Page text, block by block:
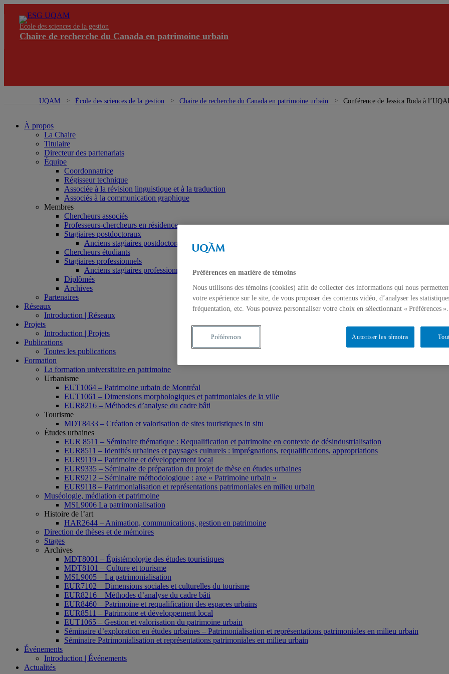
École des sciences de la gestion
Chaire de recherche du Canada en patrimoine urbain
UQAM École des sciences de la gestion Chaire de recherche du Canada en patrimoine urbain Conférence de Jessica Roda à
À propos
La Chaire
Titulaire
Directeur des partenariats
Équipe
Coordonnatrice
Régisseur technique
Associée à la révision linguistique et à la traduction
Associés à la communication graphique
Membres
Chercheurs associés
Professeurs-chercheurs en résidence
Stagiaires postdoctoraux
Anciens stagiaires postdoctoraux
Chercheurs étudiants
Stagiaires professionnels
Anciens stagiaires professionnels
Diplômés
Archives
Partenaires
Réseaux
Introduction | Réseaux
Projets
Introduction | Projets
Publications
Toutes les publications
Formation
La formation universitaire en patrimoine
Urbanisme
EUT1064 – Patrimoine urbain de Montréal
EUT1061 – Dimensions morphologiques et patrimoniales de la ville
EUR8216 – Méthodes d’analyse du cadre bâti
Tourisme
MDT8433 – Création et valorisation de sites touristiques in situ
Études urbaines
EUR 8511 – Séminaire thématique : Requalification et patrimoine en contexte de désindustrialisation
EUR8511 – Identités urbaines et paysages culturels : imprégnations, requalifications, appropriations
EUR9119 – Patrimoine et développement local
EUR9335 – Séminaire de préparation du projet de thèse en études urbaines
EUR9212 – Séminaire méthodologique : axe « Patrimoine urbain »
EUR9118 – Patrimonialisation et représentations patrimoniales en milieu urbain
Muséologie, médiation et patrimoine
MSL9006 La patrimonialisation
Histoire de l’art
HAR2644 – Animation, communications, gestion en patrimoine
Direction de thèses et de mémoires
Stages
Archives
MDT8001 – Épistémologie des études touristiques
MDT8101 – Culture et tourisme
MSL9005 – La patrimonialisation
EUR7102 – Dimensions sociales et culturelles du tourisme
EUR8216 – Méthodes d’analyse du cadre bâti
EUR8460 – Patrimoine et requalification des espaces urbains
EUR8511 – Patrimoine et développement local
EUT1065 – Gestion et valorisation du patrimoine urbain
Séminaire d’exploration en études urbaines – Patrimonialisation et représentations patrimoniales en milieu urbain
Séminaire Patrimonialisation et représentations patrimoniales en milieu urbain
Événements
Introduction | Événements
Actualités
Préférences en matière de témoins
Nous utilisons des témoins (cookies) afin de collecter des informations qui nous
votre expérience sur le site, de vous proposer des contenus vidéo, d’analyser les
fréquentation, etc. Vous pouvez personnaliser votre choix en sélectionnant « Préférences ».
Autoriser les témoins
Préférences